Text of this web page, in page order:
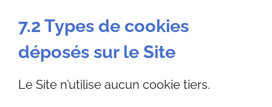
7.2 Types de cookies
déposés sur le Site
Le Site n’utilise aucun cookie tiers.